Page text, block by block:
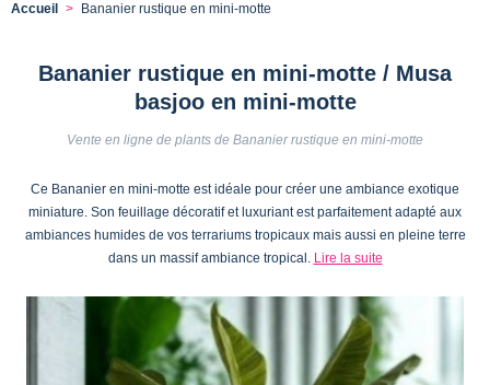
Accueil Bananier rustique en mini-motte
Bananier rustique en mini-motte / Musa
basjoo en mini-motte
Vente en ligne de plants de Bananier rustique en mini-motte
Ce Bananier en mini-motte est idéale pour créer une ambiance exotique
miniature. Son feuillage décoratif et luxuriant est parfaitement adapté aux
ambiances humides de vos terrariums tropicaux mais aussi en pleine terre
dans un massif ambiance tropical. Lire la suite